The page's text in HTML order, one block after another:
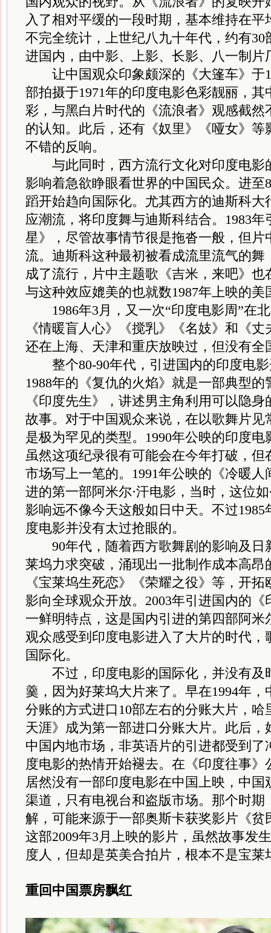
入了相对平缓的一段时期，基本维持在平
不完全统计，上世纪八九十年代，约有
进国内，由中影、上影、长影、八一制片
让中国观众印象颇深的《大篷车》于
部拍摄于1971年的印度电影色彩靓丽，
彩，与黑白片时代的《流浪者》观感截然
的认知。此后，还有《奴里》《哑女》等
不错的反响。
与此同时，西方流行文化对印度电影
影响着急欲睁眼看世界的中国民众。进至
蹈开始趋向国际化。尤其西方的迪斯科大
应潮流，将印度舞与迪斯科结合。1983
星》，尽管故事情节很是拖沓一般，但片
流。迪斯科这种最初被看成流里流气的舞
成了流行，片中主题歌《吉米，来吧》也
与这种效应媲美的也就数1987年上映的
1986年3月，又一次“印度电影周”在
《情暖盲人心》《搅乳》《名妓》和《
还在上海、天津和重庆放映过，但没有全
整个80-90年代，引进国内的印度电影
1988年的《复仇的火焰》就是一部典型的
《印度先生》，讲述男主角利用可以隐
故事。对于中国观众来说，在以歌舞片见
是极为罕见的类型。1990年公映的印度
虽然这项纪录很有可能会在今年打破，但
市场写上一笔的。1991年公映的《冷暖
进的第一部阿米尔·汗电影，当时，这位
影响远不像今天这般如日中天。不过
度电影并没有太过抢眼的。
90年代，随着西方歌舞剧的影响及日
莱坞力求突破，涌现出一批制作成本高昂
《宝莱坞生死恋》《荣耀之役》等，开
影向全球观众开放。2003年引进国内的
一鲜明特点，这是国内引进的第四部阿米
观众感受到印度电影进入了大片的时代，
国际化。
不过，印度电影的国际化，并没有及
羹，因为好莱坞大片来了。早在1994年
分账的方式进口10部左右的分账大片，哈
天涯》成为第一部进口分账大片。此后，
中国内地市场，非英语片的引进都受到了
度电影的热情开始褪去。在《印度往事
居然没有一部印度电影在中国上映，中
渠道，只有电视台和盗版市场。那个时期
解，可能来源于一部奥斯卡获奖影片《贫
这部2009年3月上映的影片，虽然故事发
度人，但却是英美合拍片，根本不是宝莱
重回中国票房飘红